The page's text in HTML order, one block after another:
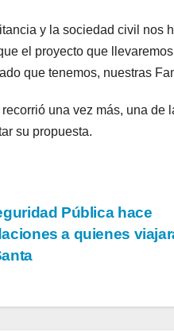
y la sociedad civil nos
el proyecto que
que tenemos, nuestras
recorrió una vez más, una
su propuesta.
Pública hace
a quienes